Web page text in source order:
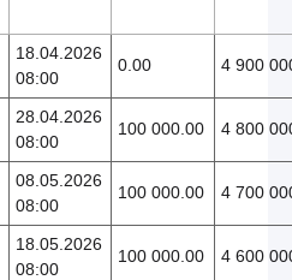
18.04.2026
08:00
0.00 4 900
28.04.2026
08:00
100 000.00 4 800
08.05.2026
08:00
100 000.00 4 700
18.05.2026
08:00
100 000.00 4 600